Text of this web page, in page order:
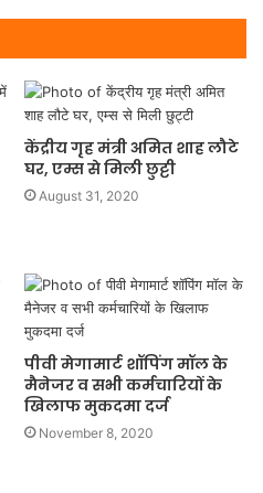
केंद्रीय गृह मंत्री अमित शाह लौटे
घर, एम्स से मिली छुट्टी
August 31, 2020
पीवी मेगामार्ट शॉपिंग मॉल के
मैनेजर व सभी कर्मचारियों के
खिलाफ मुकदमा दर्ज
November 8, 2020